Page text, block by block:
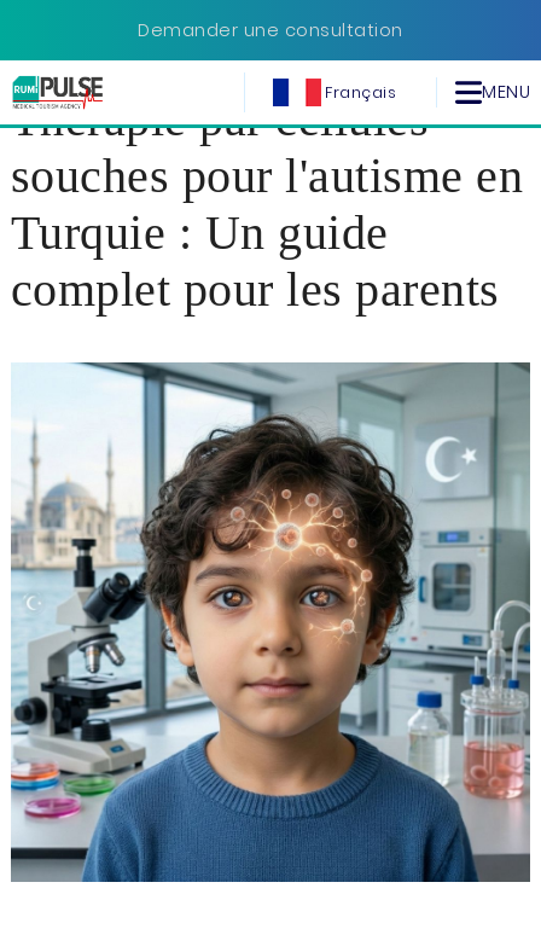
Demander une consultation
Français MENU
pour l'autisme en Turquie
Thérapie par cellules
souches pour l'autisme en
Turquie : Un guide
complet pour les parents